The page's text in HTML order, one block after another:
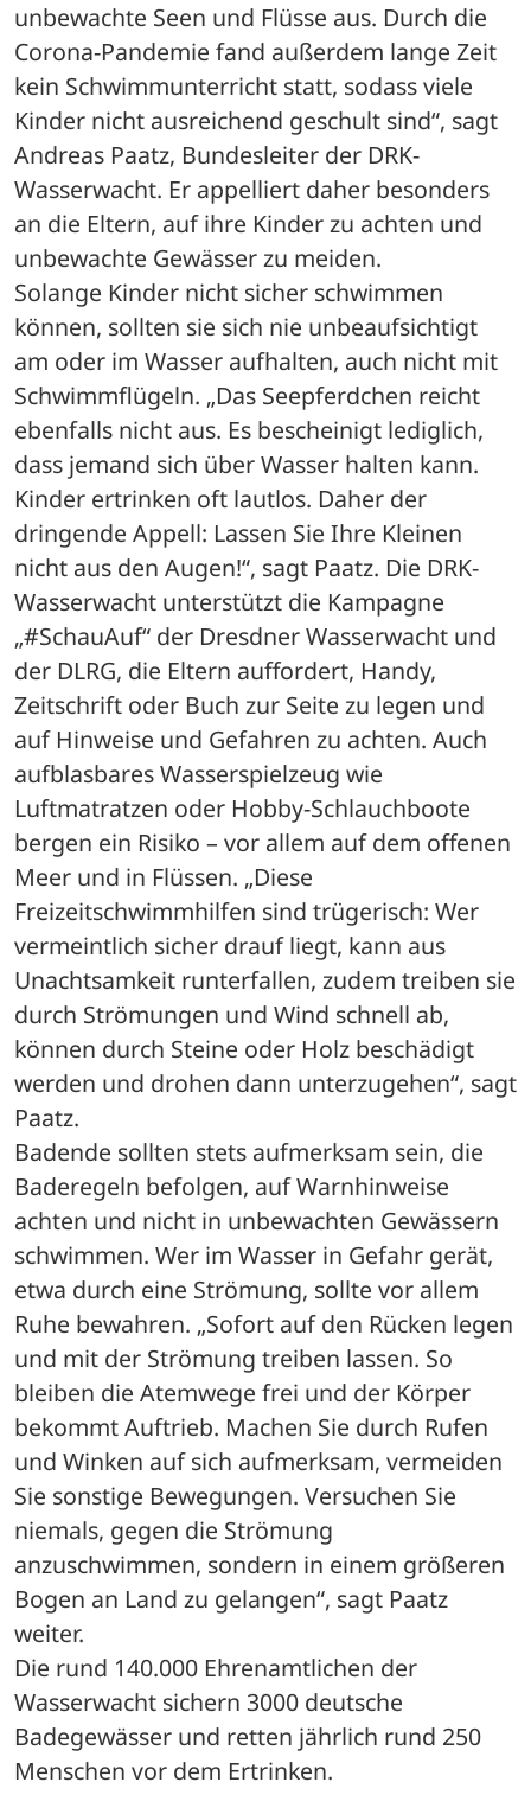
unbewachte Seen und Flüsse aus. Durch die
Corona-Pandemie fand außerdem lange Zeit
kein Schwimmunterricht statt, sodass viele
Kinder nicht ausreichend geschult sind“, sagt
Andreas Paatz, Bundesleiter der DRK-
Wasserwacht. Er appelliert daher besonders
an die Eltern, auf ihre Kinder zu achten und
unbewachte Gewässer zu meiden.
Solange Kinder nicht sicher schwimmen
können, sollten sie sich nie unbeaufsichtigt
am oder im Wasser aufhalten, auch nicht mit
Schwimmflügeln. „Das Seepferdchen reicht
ebenfalls nicht aus. Es bescheinigt lediglich,
dass jemand sich über Wasser halten kann.
Kinder ertrinken oft lautlos. Daher der
dringende Appell: Lassen Sie Ihre Kleinen
nicht aus den Augen!“, sagt Paatz. Die DRK-
Wasserwacht unterstützt die Kampagne
„#SchauAuf“ der Dresdner Wasserwacht und
der DLRG, die Eltern auffordert, Handy,
Zeitschrift oder Buch zur Seite zu legen und
auf Hinweise und Gefahren zu achten. Auch
aufblasbares Wasserspielzeug wie
Luftmatratzen oder Hobby-Schlauchboote
bergen ein Risiko – vor allem auf dem offenen
Meer und in Flüssen. „Diese
Freizeitschwimmhilfen sind trügerisch: Wer
vermeintlich sicher drauf liegt, kann aus
Unachtsamkeit runterfallen, zudem treiben sie
durch Strömungen und Wind schnell ab,
können durch Steine oder Holz beschädigt
werden und drohen dann unterzugehen“, sagt
Paatz.
Badende sollten stets aufmerksam sein, die
Baderegeln befolgen, auf Warnhinweise
achten und nicht in unbewachten Gewässern
schwimmen. Wer im Wasser in Gefahr gerät,
etwa durch eine Strömung, sollte vor allem
Ruhe bewahren. „Sofort auf den Rücken legen
und mit der Strömung treiben lassen. So
bleiben die Atemwege frei und der Körper
bekommt Auftrieb. Machen Sie durch Rufen
und Winken auf sich aufmerksam, vermeiden
Sie sonstige Bewegungen. Versuchen Sie
niemals, gegen die Strömung
anzuschwimmen, sondern in einem größeren
Bogen an Land zu gelangen“, sagt Paatz
weiter.
Die rund 140.000 Ehrenamtlichen der
Wasserwacht sichern 3000 deutsche
Badegewässer und retten jährlich rund 250
Menschen vor dem Ertrinken.